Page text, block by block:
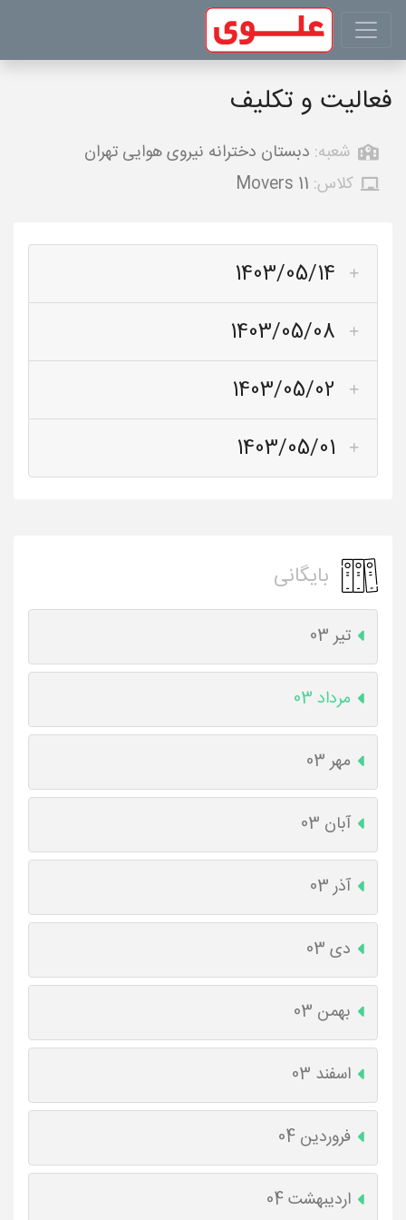
فعالیت و تکلیف
شعبه: دبستان دخترانه نیروی هوایی تهران
کلاس: Movers 11
1403/05/14
1403/05/08
1403/05/02
1403/05/01
بایگانی
تیر 03
مرداد 03
مهر 03
آبان 03
آذر 03
دی 03
بهمن 03
اسفند 03
فروردین 04
اردیبهشت 04